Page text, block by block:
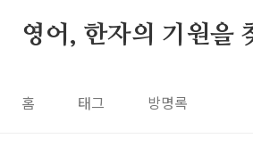
영어, 한자의 기원을
홈 태그 방명록